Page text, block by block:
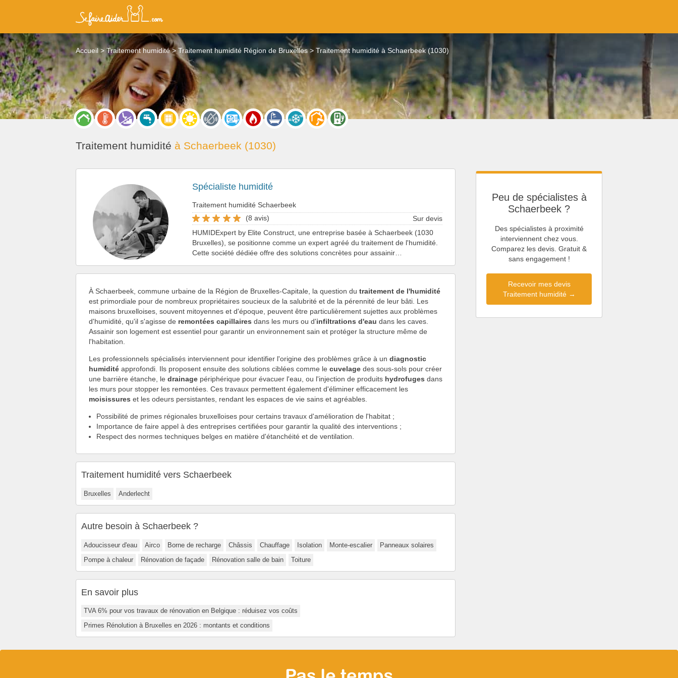
Accueil Traitement humidité Traitement humidité Région de Bruxelles Traitement humidité à Schaerbeek (1030)
Traitement humidité à Schaerbeek (1030)
Peu de spécialistes à
Schaerbeek ?
Des spécialistes à proximité
interviennent chez vous.
Comparez les devis. Gratuit &
sans engagement !
Recevoir mes devis
Traitement humidité →
Spécialiste humidité
Traitement humidité Schaerbeek
(8 avis)
Sur devis
HUMIDExpert by Elite Construct, une entreprise basée à Schaerbeek (1030
Bruxelles), se positionne comme un expert agréé du traitement de l'humidité.
Cette société dédiée offre des solutions concrètes pour assainir…
À Schaerbeek, commune urbaine de la Région de Bruxelles-Capitale, la question du traitement de l'humidité
est primordiale pour de nombreux propriétaires soucieux de la salubrité et de la pérennité de leur bâti. Les
maisons bruxelloises, souvent mitoyennes et d'époque, peuvent être particulièrement sujettes aux problèmes
d'humidité, qu'il s'agisse de remontées capillaires dans les murs ou d'infiltrations d'eau dans les caves.
Assainir son logement est essentiel pour garantir un environnement sain et protéger la structure même de
l'habitation.
Les professionnels spécialisés interviennent pour identifier l'origine des problèmes grâce à un diagnostic
humidité approfondi. Ils proposent ensuite des solutions ciblées comme le cuvelage des sous-sols pour créer
une barrière étanche, le drainage périphérique pour évacuer l'eau, ou l'injection de produits hydrofuges dans
les murs pour stopper les remontées. Ces travaux permettent également d'éliminer efficacement les
moisissures et les odeurs persistantes, rendant les espaces de vie sains et agréables.
Possibilité de primes régionales bruxelloises pour certains travaux d'amélioration de l'habitat ;
Importance de faire appel à des entreprises certifiées pour garantir la qualité des interventions ;
Respect des normes techniques belges en matière d'étanchéité et de ventilation.
Traitement humidité vers Schaerbeek
Bruxelles Anderlecht
Autre besoin à Schaerbeek ?
Adoucisseur d'eau Airco Borne de recharge Châssis Chauffage Isolation Monte-escalier
Panneaux solaires
Pompe à chaleur
Rénovation de façade Rénovation salle de bain Toiture
En savoir plus
TVA 6% pour vos travaux de rénovation en Belgique : réduisez vos coûts
Primes Rénolution à Bruxelles en 2026 : montants et conditions